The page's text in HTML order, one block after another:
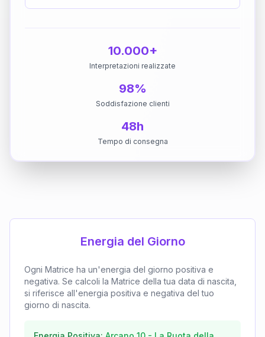
10.000+
Interpretazioni realizzate
98%
Soddisfazione clienti
48h
Tempo di consegna
Energia del Giorno
Ogni Matrice ha un'energia del giorno positiva e
negativa. Se calcoli la Matrice della tua data di nascita,
si riferisce all'energia positiva e negativa del tuo
giorno di nascita.